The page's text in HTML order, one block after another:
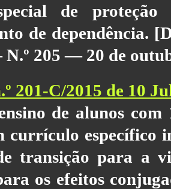
de
de dependência.
N.º 205 — 20 de
201-C/2015 de 10
de alunos com
currículo específico
transição para a
os efeitos